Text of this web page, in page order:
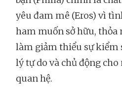
yêu đam mê (Eros) vì
ham muốn sở hữu, thỏa
làm giảm thiểu sự kiểm
lý tự do và chủ động
quan hệ.